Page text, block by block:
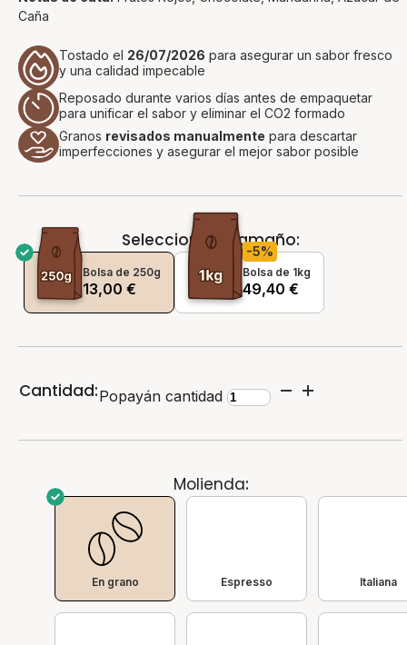
Caña
Tostado el 26/07/2026 para asegurar un sabor fresco
y una calidad impecable
Reposado durante varios días antes de empaquetar
para unificar el sabor y eliminar el CO2 formado
Granos revisados manualmente para descartar
imperfecciones y asegurar el mejor sabor posible
Molienda:
En grano Italiana
Espresso
Selecciona el tamaño:
Bolsa de 250g
13,00 €
-5%
Bolsa de 1kg
49,40 €
Cantidad:Popayán cantidad